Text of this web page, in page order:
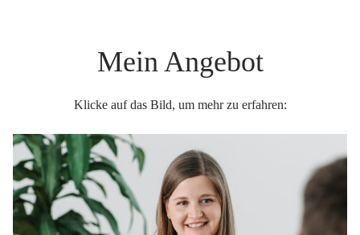
Mein Angebot
Klicke auf das Bild, um mehr zu erfahren: